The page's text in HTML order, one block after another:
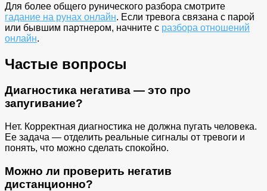
Для более общего рунического разбора смотрите
гадание на рунах онлайн. Если тревога связана с парой
или бывшим партнером, начните с разбора отношений
онлайн.
Частые вопросы
Диагностика негатива — это про
запугивание?
Нет. Корректная диагностика не должна пугать человека.
Ее задача — отделить реальные сигналы от тревоги и
понять, что можно сделать спокойно.
Можно ли проверить негатив
дистанционно?